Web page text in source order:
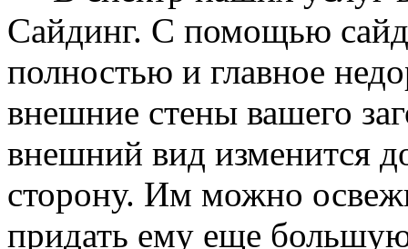
Сайдинг. С помощью
полностью и главное
внешние стены вашего
внешний вид изменится
сторону. Им можно
придать ему еще